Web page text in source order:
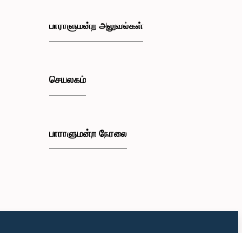
பாராளுமன்ற அலுவல்கள்
செயலகம்
பாராளுமன்ற நேரலை